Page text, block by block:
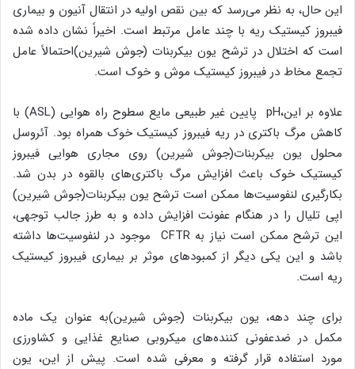
این حال، به نظر می‌رسد که بین نقص اولیه در انتقال آنیون و بیماری
فیبروز کیستیک ریه با چند عامل مرتبط است. اخیراً نشان داده شده
است که اختلال در ترشح یون بیکربنات (جوش شیرین)احتمالاً عامل
تجمع مخاط در فیبروز کیستیک موش و خوک است.
علاوه بر این،pH پایین غیر طبیعی مایع سطوح راه هوایی (ASL) با
کاهش مرگ باکتری در ریه فیبروز کیستیک خوک همراه بود. آئروسل
محلول یون بیکربنات(جوش شیرین) روی مجاری هوایی فیبروز
کیستیک خوک باعث افزایش مرگ باکتری‌های بالقوه در بدن شد.
بکارگیری لنفوسیت‌ها ممکن است ترشح یون بیکربنات(جوش شیرین)
اپی تلیال را در هنگام عفونت افزایش داده و به طرز جالب توجهی،
این ترشح ممکن است نیاز به CFTR موجود در لنفوسیت‌ها داشته
باشد و این یکی دیگر از کمبودهای موثر بر بیماری فیبروز کیستیک
ریه است.
برای چند دهه، یون بیکربنات (جوش شیرین)به عنوان یک ماده
مکمل در ضدعفونی کننده‌های میکروبی صنایع غذایی و کشاورزی
مورد استفاده قرار گرفته و معرفی شده است. پیش از این، یون